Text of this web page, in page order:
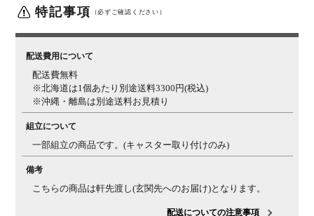
ご注意
この商品は天然素材を使用しているため、大きさ、色味
商品ページの写真と異なる場合がございますので、予め
ご了承ください。
特記事項 （必ずご確認ください）
配送費用について
配送費無料
※北海道は1個あたり別途送料3300円(税込)
※沖縄・離島は別途送料お見積り
組立について
一部組立の商品です。(キャスター取り付けのみ)
備考
こちらの商品は軒先渡し(玄関先へのお届け)となります。
配送についての注意事項